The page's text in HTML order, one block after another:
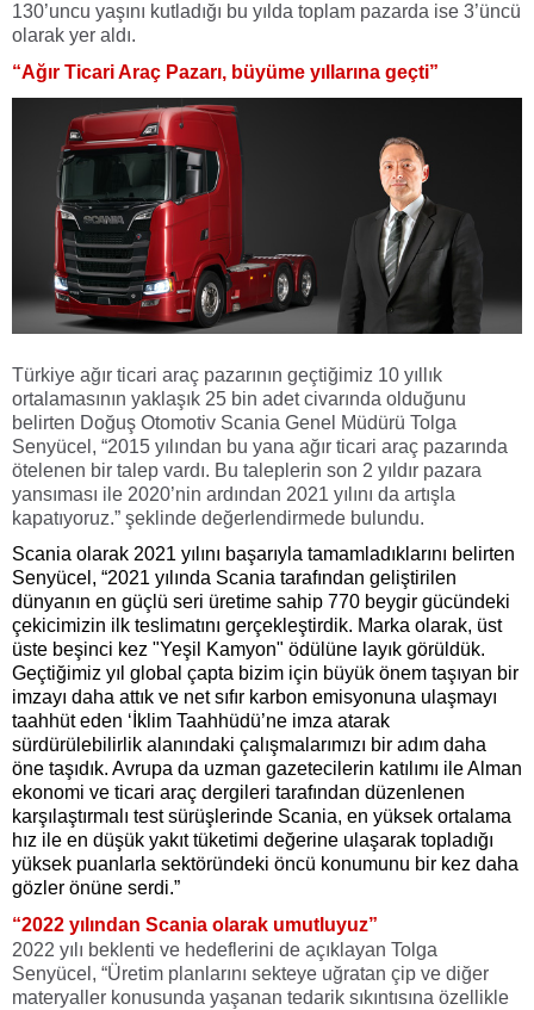
130’uncu yaşını kutladığı bu yılda toplam pazarda ise 3’üncü
olarak yer aldı.
“Ağır Ticari Araç Pazarı, büyüme yıllarına geçti”
Türkiye ağır ticari araç pazarının geçtiğimiz 10 yıllık
ortalamasının yaklaşık 25 bin adet civarında olduğunu
belirten Doğuş Otomotiv Scania Genel Müdürü Tolga
Senyücel, “2015 yılından bu yana ağır ticari araç pazarında
ötelenen bir talep vardı. Bu taleplerin son 2 yıldır pazara
yansıması ile 2020’nin ardından 2021 yılını da artışla
kapatıyoruz.” şeklinde değerlendirmede bulundu.
Scania olarak 2021 yılını başarıyla tamamladıklarını belirten
Senyücel, “2021 yılında Scania tarafından geliştirilen
dünyanın en güçlü seri üretime sahip 770 beygir gücündeki
çekicimizin ilk teslimatını gerçekleştirdik. Marka olarak, üst
üste beşinci kez "Yeşil Kamyon" ödülüne layık görüldük.
Geçtiğimiz yıl global çapta bizim için büyük önem taşıyan bir
imzayı daha attık ve net sıfır karbon emisyonuna ulaşmayı
taahhüt eden ‘İklim Taahhüdü’ne imza atarak
sürdürülebilirlik alanındaki çalışmalarımızı bir adım daha
öne taşıdık. Avrupa da uzman gazetecilerin katılımı ile Alman
ekonomi ve ticari araç dergileri tarafından düzenlenen
karşılaştırmalı test sürüşlerinde Scania, en yüksek ortalama
hız ile en düşük yakıt tüketimi değerine ulaşarak topladığı
yüksek puanlarla sektöründeki öncü konumunu bir kez daha
gözler önüne serdi.”
“2022 yılından Scania olarak umutluyuz”
2022 yılı beklenti ve hedeflerini de açıklayan Tolga
Senyücel, “Üretim planlarını sekteye uğratan çip ve diğer
materyaller konusunda yaşanan tedarik sıkıntısına özellikle